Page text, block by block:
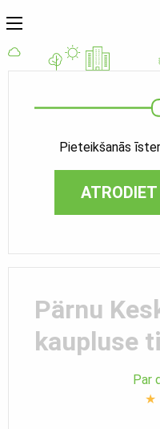
Pieteikšanās
Pärnu
kaupluse
Par
★